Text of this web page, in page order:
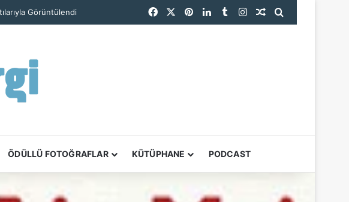
FacebookPinterestLinkedInTumblrInstagramRastgele Makale
ÖDÜLLÜ FOTOĞRAFLAR KÜTÜPHANE PODCAST